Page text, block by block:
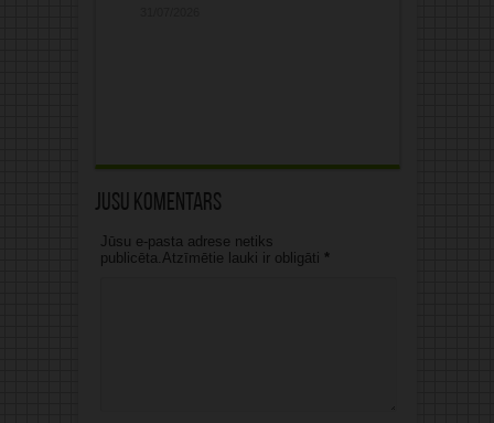
Jūsu komentārs
Jūsu e-pasta adrese netiks
publicēta.Atzīmētie lauki ir obligāti *